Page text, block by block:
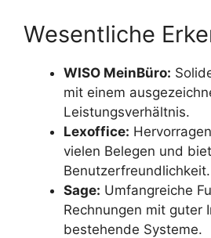
Wesentliche
WISO MeinBüro:
mit einem
Leistungsverhältnis.
Lexoffice:
vielen Belegen und
Benutzerfreundlichkeit.
Sage: Umfangreiche
Rechnungen mit guter
bestehende Systeme.